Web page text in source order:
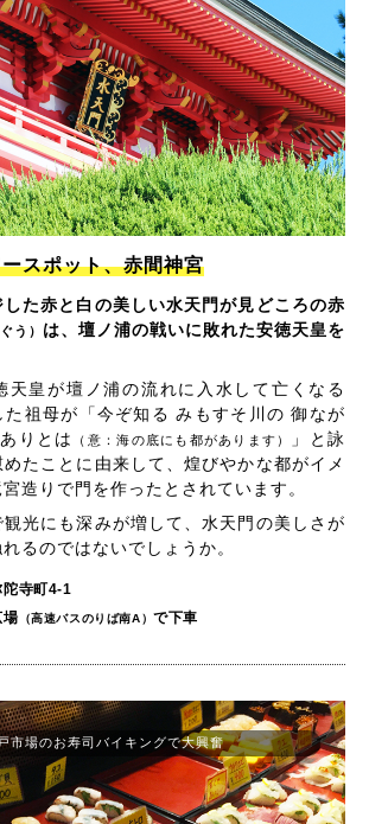
スポット、赤間神宮
た赤と白の美しい水天門が見どころの赤
う） は、壇ノ浦の戦いに敗れた安徳天皇を
天皇が壇ノ浦の流れに入水して亡くなる
た祖母が「今ぞ知る みもすそ川の 御なが
りとは
（意：海の底にも都があります）
」と詠
たことに由来して、煌びやかな都がイメ
造りで門を作ったとされています。
光にも深みが増して、水天門の美しさが
るのではないでしょうか。
陀寺町4-1
場 （高速バスのりば南A）で下車
市場のお寿司バイキングで大興奮